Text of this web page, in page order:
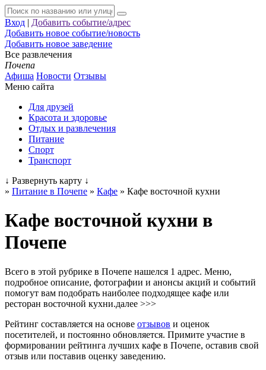
Вход | Добавить событие/адрес
Добавить новое событие/новость
Добавить новое заведение
Все развлечения
Почепа
Афиша Новости Отзывы
Меню сайта
Для друзей
Красота и здоровье
Отдых и развлечения
Питание
Спорт
Транспорт
↓ Развернуть карту ↓
» Питание в Почепе » Кафе » Кафе восточной кухни
Кафе восточной кухни в
Почепе
Всего в этой рубрике в Почепе нашелся 1 адрес. Меню,
подробное описание, фотографии и анонсы акций и событий
помогут вам подобрать наиболее подходящее кафе или
ресторан восточной кухни.далее >>>
Рейтинг составляется на основе отзывов и оценок
посетителей, и постоянно обновляется. Примите участие в
формировании рейтинга лучших кафе в Почепе, оставив свой
отзыв или поставив оценку заведению.